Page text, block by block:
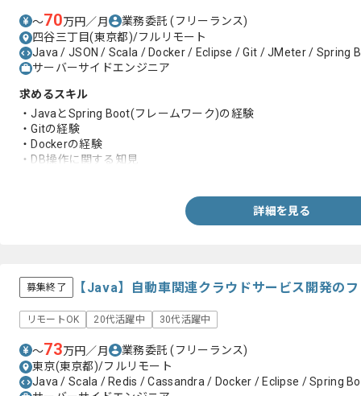
〜70万円／月 業務委託(フリーランス)
四谷三丁目(東京都)/フルリモート
Java / JSON / Scala / Docker / Eclipse / Git / JMeter / Spring
サーバーサイドエンジニア
求めるスキル
・JavaとSpring Boot(フレームワーク)の経験
・Gitの経験
・Dockerの経験
・DB操作に関する知見
詳細を見る
募集終了 【Java】自動車関連クラウドサービス開発の
リモートOK 20代活躍中 30代活躍中
〜73万円／月 業務委託(フリーランス)
東京(東京都)/フルリモート
Java / Scala / Redis / Cassandra / Docker / Eclipse / Spring